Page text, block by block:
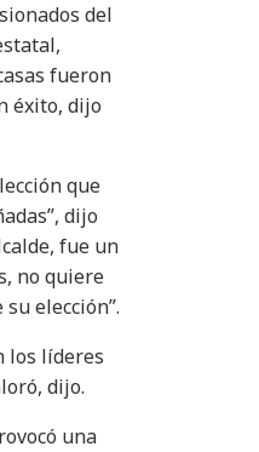
del
fueron
éxito, dijo
que
dijo
fue un
no quiere
elección”.
los líderes
dijo.
una